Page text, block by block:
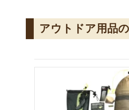
アウトドア用品